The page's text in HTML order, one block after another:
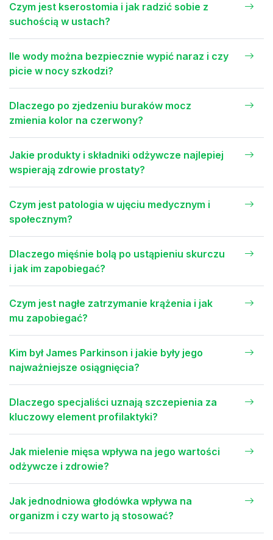
Czym jest kserostomia i jak radzić sobie z
suchością w ustach?
Ile wody można bezpiecznie wypić naraz i czy
picie w nocy szkodzi?
Dlaczego po zjedzeniu buraków mocz
zmienia kolor na czerwony?
Jakie produkty i składniki odżywcze najlepiej
wspierają zdrowie prostaty?
Czym jest patologia w ujęciu medycznym i
społecznym?
Dlaczego mięśnie bolą po ustąpieniu skurczu
i jak im zapobiegać?
Czym jest nagłe zatrzymanie krążenia i jak
mu zapobiegać?
Kim był James Parkinson i jakie były jego
najważniejsze osiągnięcia?
Dlaczego specjaliści uznają szczepienia za
kluczowy element profilaktyki?
Jak mielenie mięsa wpływa na jego wartości
odżywcze i zdrowie?
Jak jednodniowa głodówka wpływa na
organizm i czy warto ją stosować?